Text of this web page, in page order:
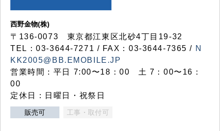
西野金物(株)
〒136-0073 東京都江東区北砂4丁目19-32
TEL：03‐3644‐7271 / FAX：03-3644-7365 / N
KK2005@BB.EMOBILE.JP
営業時間：平日 7:00〜18：00 土 7：00〜16：
00
定休日：日曜日・祝祭日
販売可 工事・取付可